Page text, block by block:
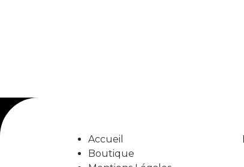
Accueil
Boutique